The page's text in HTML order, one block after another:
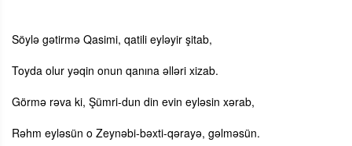
Söylə gətirmə Qasimi, qatili eyləyir şitab,
Toyda olur yəqin onun qanına əlləri xizab.
Görmə rəva ki, Şümri-dun din evin eyləsin xərab,
Rəhm eyləsün o Zeynəbi-bəxti-qərayə, gəlməsün.